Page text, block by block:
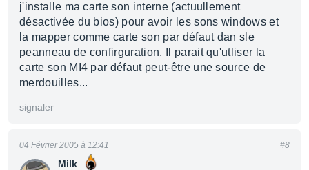
j'installe ma carte son interne (actuullement
désactivée du bios) pour avoir les sons windows et
la mapper comme carte son par défaut dan sle
peanneau de confirguration. Il parait qu'utliser la
carte son MI4 par défaut peut-être une source de
merdouilles...
signaler
Milk
04 Février 2005 à 12:41 #8